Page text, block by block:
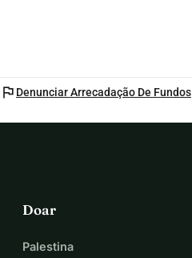
flag Denunciar Arrecadação De Fundos
Doar
Palestina